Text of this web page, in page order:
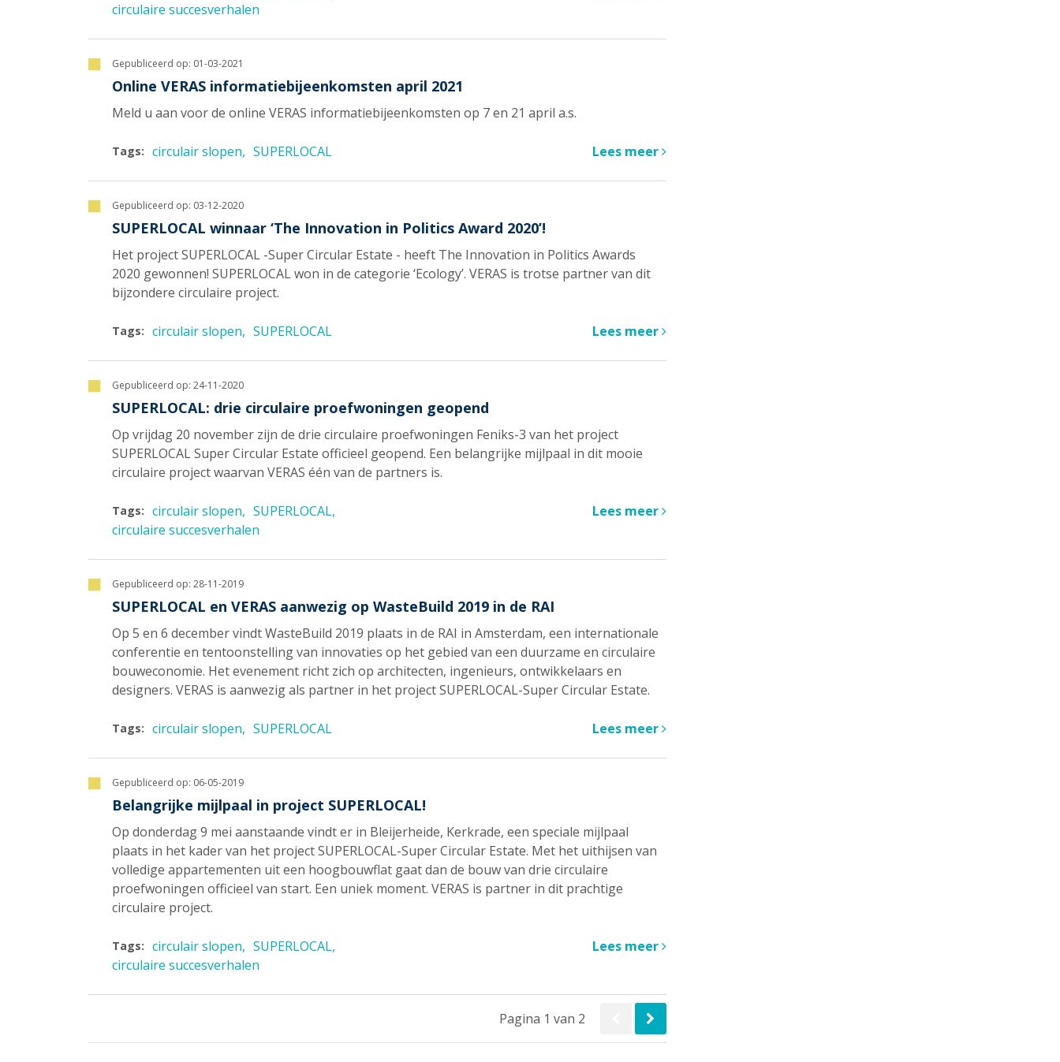
circulaire succesverhalen
Gepubliceerd op: 01-03-2021
Online VERAS informatiebijeenkomsten april 2021
Meld u aan voor de online VERAS informatiebijeenkomsten op 7 en 21 april a.s.
Tags: circulair slopen SUPERLOCAL Lees meer
Gepubliceerd op: 03-12-2020
SUPERLOCAL winnaar ‘The Innovation in Politics Award 2020’!
Het project SUPERLOCAL -Super Circular Estate - heeft The Innovation in Politics Awards
2020 gewonnen! SUPERLOCAL won in de categorie ‘Ecology’. VERAS is trotse partner van dit
bijzondere circulaire project.
Tags: circulair slopen SUPERLOCAL Lees meer
Gepubliceerd op: 24-11-2020
SUPERLOCAL: drie circulaire proefwoningen geopend
Op vrijdag 20 november zijn de drie circulaire proefwoningen Feniks-3 van het project
SUPERLOCAL Super Circular Estate officieel geopend. Een belangrijke mijlpaal in dit mooie
circulaire project waarvan VERAS één van de partners is.
Tags: circulair slopen
SUPERLOCAL
circulaire succesverhalen
Lees meer
Gepubliceerd op: 28-11-2019
SUPERLOCAL en VERAS aanwezig op WasteBuild 2019 in de RAI
Op 5 en 6 december vindt WasteBuild 2019 plaats in de RAI in Amsterdam, een internationale
conferentie en tentoonstelling van innovaties op het gebied van een duurzame en circulaire
bouweconomie. Het evenement richt zich op architecten, ingenieurs, ontwikkelaars en
designers. VERAS is aanwezig als partner in het project SUPERLOCAL-Super Circular Estate.
Tags: circulair slopen SUPERLOCAL Lees meer
Gepubliceerd op: 06-05-2019
Belangrijke mijlpaal in project SUPERLOCAL!
Op donderdag 9 mei aanstaande vindt er in Bleijerheide, Kerkrade, een speciale mijlpaal
plaats in het kader van het project SUPERLOCAL-Super Circular Estate. Met het uithijsen van
volledige appartementen uit een hoogbouwflat gaat dan de bouw van drie circulaire
proefwoningen officieel van start. Een uniek moment. VERAS is partner in dit prachtige
circulaire project.
Tags: circulair slopen
SUPERLOCAL
circulaire succesverhalen
Lees meer
Pagina 1 van 2